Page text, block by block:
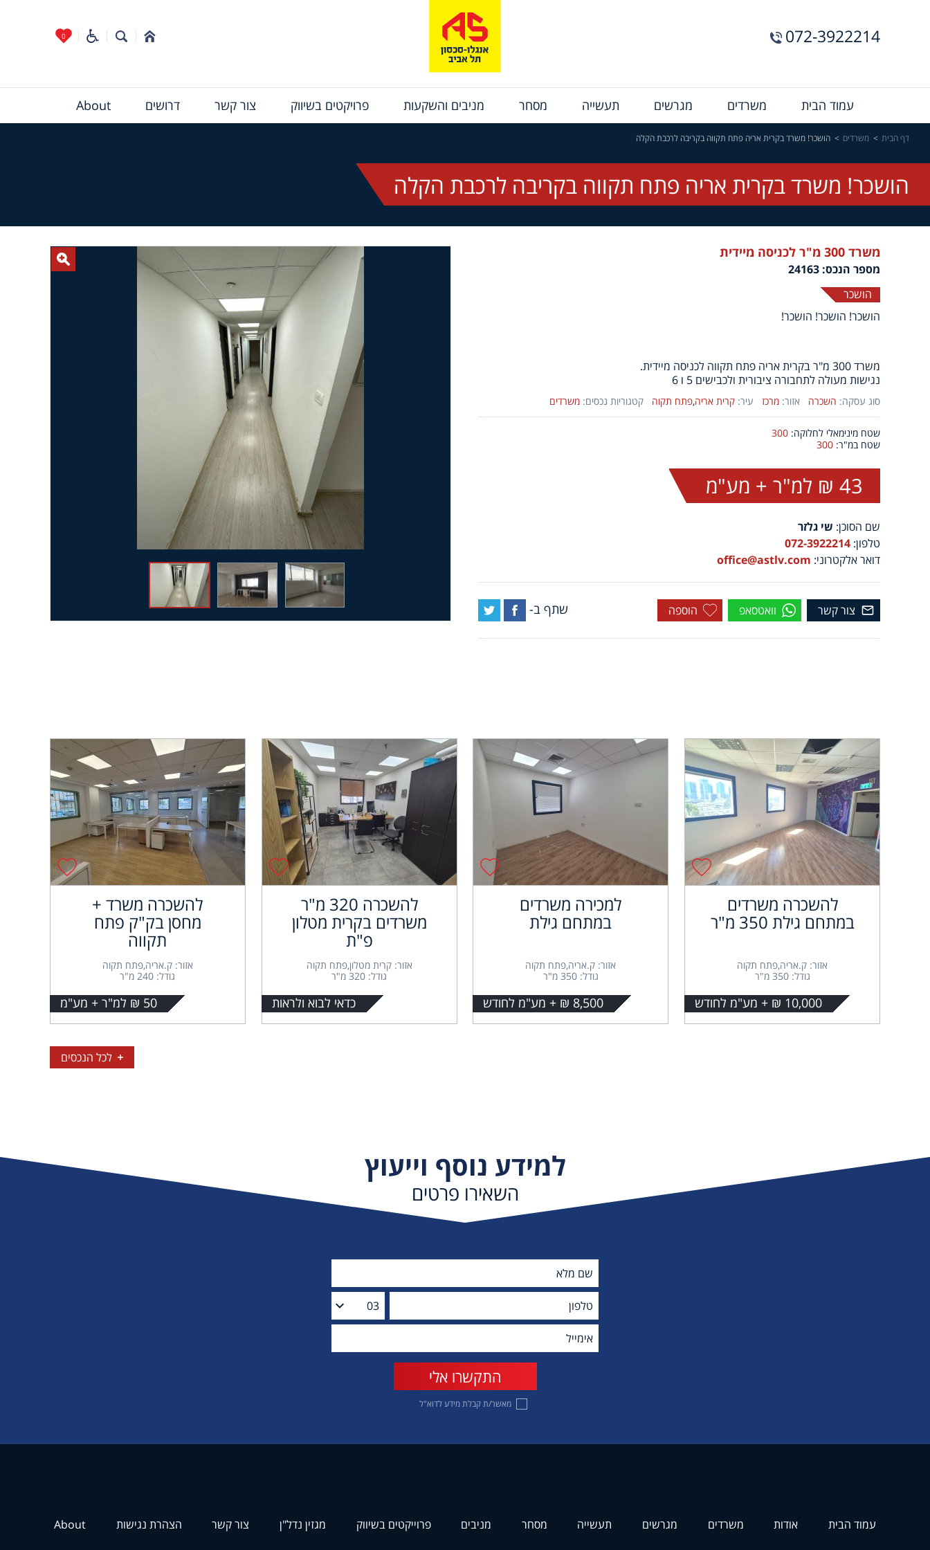
072-3922214
0
עמוד הבית משרדים מגרשים תעשייה מסחר מניבים והשקעות פרויקטים בשיווק צור קשר דרושים About
דף הבית משרדים הושכר! משרד בקרית אריה פתח תקווה בקריבה לרכבת הקלה
הושכר! משרד בקרית אריה פתח תקווה בקריבה לרכבת הקלה
משרד 300 מ"ר לכניסה מיידית
מספר הנכס: 24163
הושכר
הושכר! הושכר! הושכר!
משרד 300 מ"ר בקרית אריה פתח תקווה לכניסה מיידית.
נגישות מעולה לתחבורה ציבורית ולכבישים 5 ו 6
סוג עסקה: השכרה אזור: מרכז עיר: קרית אריה,פתח תקוה קטגוריות נכסים: משרדים
שטח מינימאלי לחלוקה: 300
שטח במ"ר: 300
43 ₪ למ"ר + מע"מ
שם הסוכן: שי גלזר
טלפון: 072-3922214
דואר אלקטרוני: office@astlv.com
צור קשר וואטסאפ הוספה שתף ב-
להשכרה משרדים
במתחם גילת 350 מ"ר
אזור: ק.אריה,פתח תקוה
גודל: 350 מ"ר
10,000 ₪ + מע"מ לחודש
למכירה משרדים
במתחם גילת
אזור: ק.אריה,פתח תקוה
גודל: 350 מ"ר
8,500 ₪ + מע"מ לחודש
להשכרה 320 מ"ר
משרדים בקרית מטלון
פ"ת
אזור: קרית מטלון,פתח תקוה
גודל: 320 מ"ר
כדאי לבוא ולראות
להשכרה משרד +
מחסן בק"ק פתח
תקווה
אזור: ק.אריה,פתח תקוה
גודל: 240 מ"ר
50 ₪ למ"ר + מע"מ
לכל הנכסים
למידע נוסף וייעוץ
השאירו פרטים
מאשר/ת קבלת מידע לדוא"ל
עמוד הבית אודות משרדים מגרשים תעשייה מסחר מניבים פרוייקטים בשיווק מגזין נדל"ן צור קשר הצהרת נגישות About